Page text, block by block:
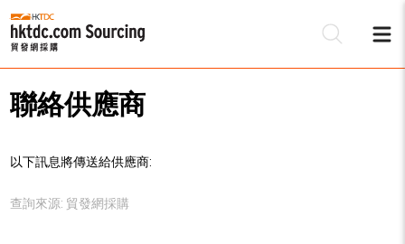
聯絡供應商
以下訊息將傳送給供應商:
查詢來源: 貿發網採購